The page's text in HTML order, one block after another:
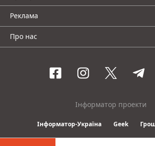
Реклама
Про нас
Інформатор проекти
Інформатор-Україна Geek